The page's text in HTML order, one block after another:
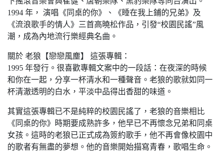
1994 年， 演唱《同桌的你》、《睡在我上鋪的兄弟》及
《流浪歌手的情人》三首高曉松作品，引發“校園民謠”風
潮，成為內地流行樂經典名曲。
關於 老狼【戀戀風塵】 這張專輯：
1995 年發行。很喜歡專輯文案中的一段話：在夜深的時候
和你在一起，分享一杯清水和一種聲音。老狼的歌就如同一
杯清澈透明的白水，平淡中品得出香甜的味道。
其實這張專輯已不是純粹的校園民謠了，老狼的音樂相比
《同桌的你》時期要成熟許多，他早已不再懷念兄弟和同桌
女孩。這時的老狼已正式成為簽約歌手，他不再會像校園中
的歌者有無盡的夢想。他的音樂開始描寫青春，歌唱生命。